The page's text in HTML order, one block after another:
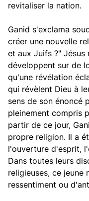
revitaliser la nation.
Ganid s'exclama
créer une nouvelle
et aux Juifs ?"
développent sur de
qu'une révélation
qui révèlent Dieu à
sens de son énoncé
pleinement compris
partir de ce jour,
propre religion. Il a
l'ouverture d'esprit,
Dans toutes leurs
religieuses, ce jeune
ressentiment ou